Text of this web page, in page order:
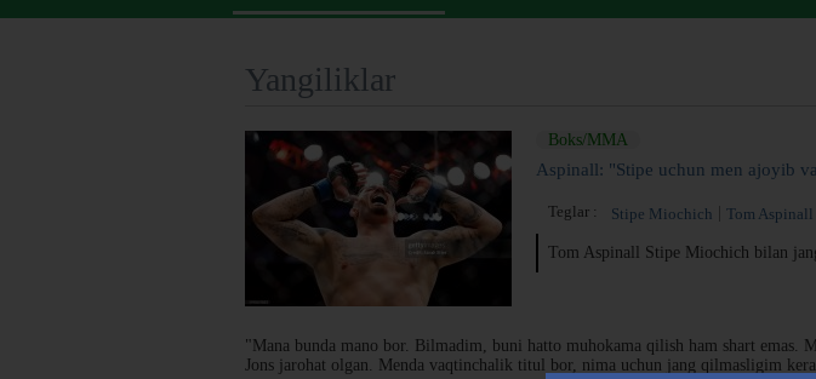
Yangiliklar
Boks/MMA
Aspinall: "Stipe uchun men ajoyib
Teglar : Stipe Miochich Tom Aspinall
Tom Aspinall Stipe Miochich bilan
"Mana bunda mano bor. Bilmadim, buni hatto muhokama qilish ham shart emas.
Jons jarohat olgan. Menda vaqtinchalik titul bor, nima uchun jang qilmasligim